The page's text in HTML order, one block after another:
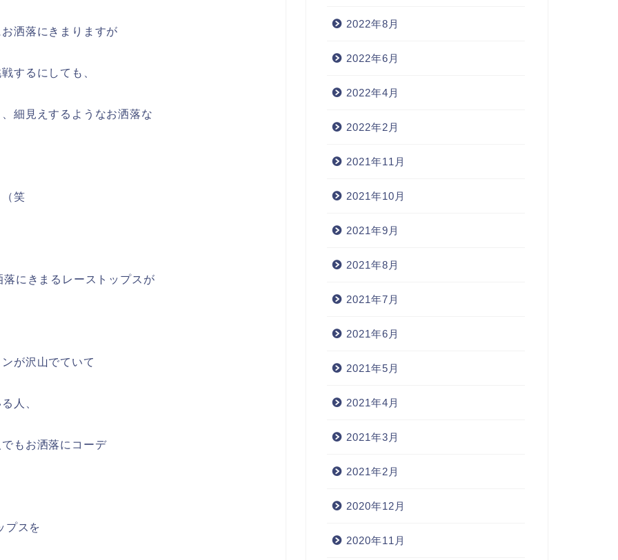
洒落にきまりますが
するにしても、
細見えするようなお洒落な
笑
にきまるレーストップスが
が沢山でていて
人、
もお洒落にコーデ
プスを
2022年8月
2022年6月
2022年4月
2022年2月
2021年11月
2021年10月
2021年9月
2021年8月
2021年7月
2021年6月
2021年5月
2021年4月
2021年3月
2021年2月
2020年12月
2020年11月